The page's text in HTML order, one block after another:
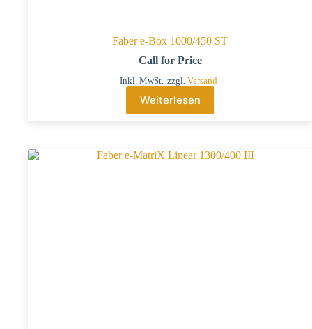
Faber e-Box 1000/450 ST
Call for Price
Inkl. MwSt. zzgl. Versand
Weiterlesen